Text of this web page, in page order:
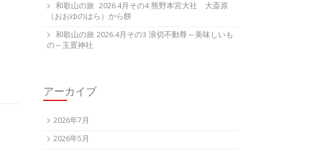
和歌山の旅 2026.4月その4 熊野本宮大社 大斎原
（おおゆのはら）から餅
和歌山の旅 2026.4月その3 浪切不動尊～美味しいも
の～玉置神社
アーカイブ
2026年7月
2026年5月